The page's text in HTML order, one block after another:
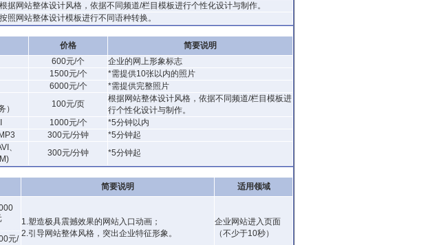
根据网站整体设计风格，依据不同频道/栏目模板进行个性化设计与制作。
按照网站整体设计模板进行不同语种转换。
价格
简要说明
600元/个
企业的网上形象标志
1500元/个
*需提供10张以内的照片
6000元/个
*需提供完整照片
）
100元/页
根据网站整体设计风格，依据不同频道/栏目模板进
行个性化设计与制作。
1000元/个
*5分钟以内
300元/分钟
*5分钟起
、
300元/分钟 *5分钟起
简要说明 适用领域
元/
1.塑造极具震撼效果的网站入口动画；
2.引导网站整体风格，突出企业特征形象。
企业网站进入页面
（不少于10秒）